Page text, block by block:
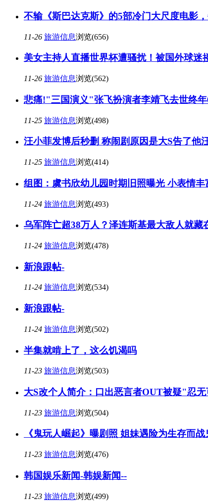
不输《斯巴达克斯》的5部冷门大尺度电影
11-26 旅游信息浏览(656)
美女主持人直播世界杯遭骚扰！被国外球迷
11-26 旅游信息浏览(562)
悲痛!"三国演义"张飞扮演者李靖飞去世终年
11-25 旅游信息浏览(498)
汪小菲发博后秒删 称闹剧原因是大S告了他
11-25 旅游信息浏览(414)
组图：虞书欣幼儿园时期旧照曝光 小表情
11-24 旅游信息浏览(493)
乌军阵亡超38万人？泽连斯基最大敌人就藏
11-24 旅游信息浏览(478)
新浪跟帖-
11-24 旅游信息浏览(534)
新浪跟帖-
11-24 旅游信息浏览(502)
半集就啃上了，这么饥渴吗
11-23 旅游信息浏览(503)
大S改个人简介：口出恶言者OUT被疑"忍
11-23 旅游信息浏览(504)
《鬼玩人崛起》曝剧照 姐妹遇险为生存而
11-23 旅游信息浏览(476)
韩国娱乐新闻-韩娱新闻--
11-23 旅游信息浏览(499)